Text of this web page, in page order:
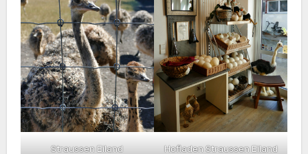
Straussen Eiland
Hofladen Straussen Eiland